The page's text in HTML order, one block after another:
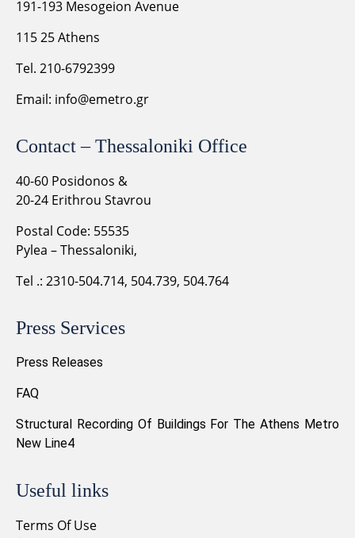
191-193 Mesogeion Avenue
115 25 Athens
Tel. 210-6792399
Email: info@emetro.gr
Contact – Thessaloniki Office
40-60 Posidonos &
20-24 Erithrou Stavrou
Postal Code: 55535
Pylea – Thessaloniki,
Tel .: 2310-504.714, 504.739, 504.764
Press Services
Press Releases
FAQ
Structural Recording Of Buildings For The Athens Metro
New Line4
Useful links
Terms Of Use